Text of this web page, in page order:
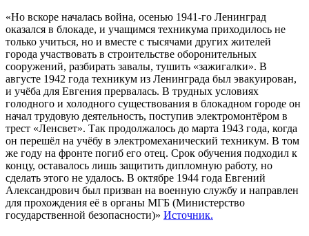
«Но вскоре началась война, осенью 1941-го Ленинград
оказался в блокаде, и учащимся техникума приходилось не
только учиться, но и вместе с тысячами других жителей
города участвовать в строительстве оборонительных
сооружений, разбирать завалы, тушить «зажигалки». В
августе 1942 года техникум из Ленинграда был эвакуирован,
и учёба для Евгения прервалась. В трудных условиях
голодного и холодного существования в блокадном городе он
начал трудовую деятельность, поступив электромонтёром в
трест «Ленсвет». Так продолжалось до марта 1943 года, когда
он перешёл на учёбу в электромеханический техникум. В том
же году на фронте погиб его отец. Срок обучения подходил к
концу, оставалось лишь защитить дипломную работу, но
сделать этого не удалось. В октябре 1944 года Евгений
Александрович был призван на военную службу и направлен
для прохождения её в органы МГБ (Министерство
государственной безопасности)» Источник.